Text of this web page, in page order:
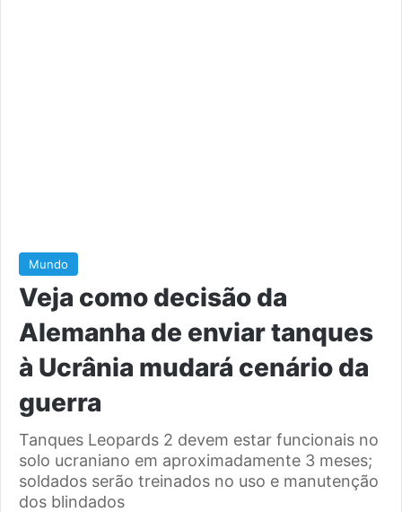
Mundo
Veja como decisão da
Alemanha de enviar tanques
à Ucrânia mudará cenário da
guerra
Tanques Leopards 2 devem estar funcionais no
solo ucraniano em aproximadamente 3 meses;
soldados serão treinados no uso e manutenção
dos blindados